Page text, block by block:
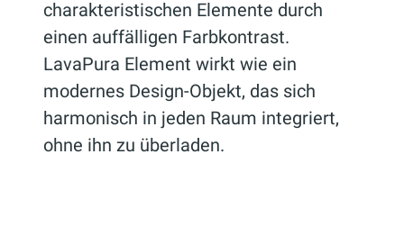
charakteristischen Elemente durch
einen auffälligen Farbkontrast.
LavaPura Element wirkt wie ein
modernes Design-Objekt, das sich
harmonisch in jeden Raum integriert,
ohne ihn zu überladen.